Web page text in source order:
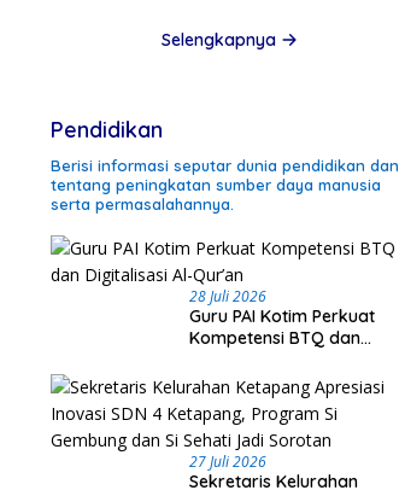
Selengkapnya
Pendidikan
Berisi informasi seputar dunia pendidikan dan
tentang peningkatan sumber daya manusia
serta permasalahannya.
28 Juli 2026
Guru PAI Kotim Perkuat
Kompetensi BTQ dan
27 Juli 2026
Sekretaris Kelurahan